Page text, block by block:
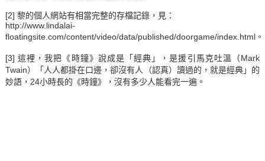
[2] 黎的個人網站有相當完整的存檔記錄，見：
http://www.lindalai-
floatingsite.com/content/video/data/published/doorgame/index.html。
[3] 這裡，我把《時鐘》說成是「經典」，是援引馬克吐溫（Mark
Twain）「人人都掛在口邊，卻沒有人（認真）讀過的，就是經典」的
妙語，24小時長的《時鐘》，沒有多少人能看完一遍。